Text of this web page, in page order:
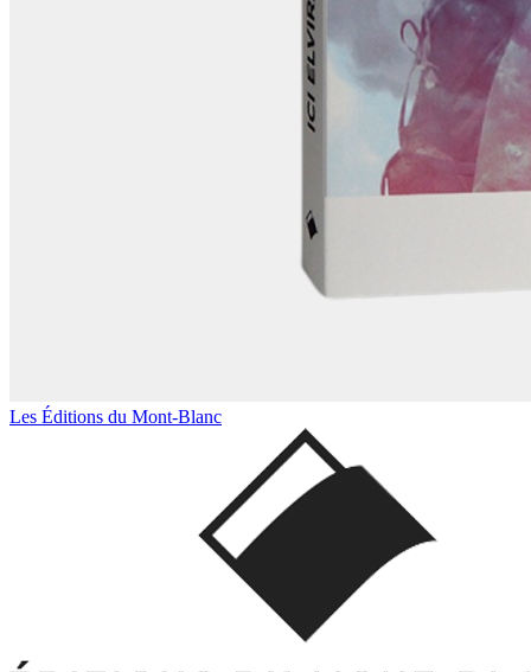
Les Éditions du Mont-Blanc